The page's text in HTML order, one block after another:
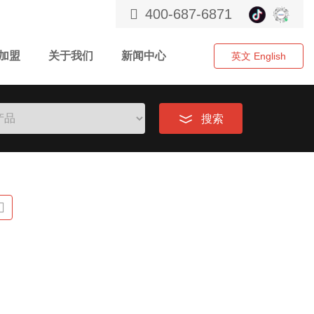
400-687-6871
盟 关于我们 新闻中心 英文 English
搜索